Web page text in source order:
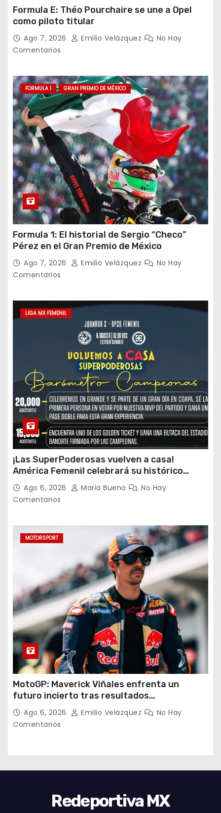
Formula E: Théo Pourchaire se une a Opel
como piloto titular
Ago 7, 2026 Emilio Velázquez
No Hay
Comentarios
FORMULA 1 GRAN PREMIO DE MÉXICO
Formula 1: El historial de Sergio “Checo”
Pérez en el Gran Premio de México
Ago 7, 2026 Emilio Velázquez
No Hay
Comentarios
LIGA MX FEMENIL
¡Las SuperPoderosas vuelven a casa!
América Femenil celebrará su histórico
triplete con una auténtica fiesta ante Cruz
Azul
Ago 6, 2026 Maria Bueno
No Hay
Comentarios
MOTORSPORT
MotoGP: Maverick Viñales enfrenta un
futuro incierto tras resultados
decepcionantes
Ago 6, 2026 Emilio Velázquez
No Hay
Comentarios
Redeportiva MX